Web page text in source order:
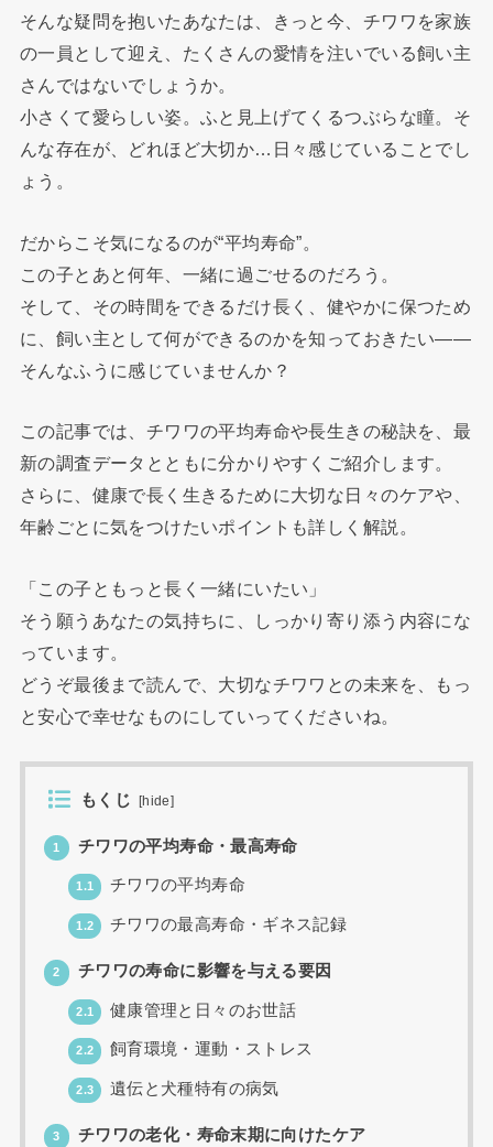
そんな疑問を抱いたあなたは、きっと今、チワワを家族
の一員として迎え、たくさんの愛情を注いでいる飼い主
さんではないでしょうか。
小さくて愛らしい姿。ふと見上げてくるつぶらな瞳。そ
んな存在が、どれほど大切か…日々感じていることでし
ょう。
だからこそ気になるのが“平均寿命”。
この子とあと何年、一緒に過ごせるのだろう。
そして、その時間をできるだけ長く、健やかに保つため
に、飼い主として何ができるのかを知っておきたい——
そんなふうに感じていませんか？
この記事では、チワワの平均寿命や長生きの秘訣を、最
新の調査データとともに分かりやすくご紹介します。
さらに、健康で長く生きるために大切な日々のケアや、
年齢ごとに気をつけたいポイントも詳しく解説。
「この子ともっと長く一緒にいたい」
そう願うあなたの気持ちに、しっかり寄り添う内容にな
っています。
どうぞ最後まで読んで、大切なチワワとの未来を、もっ
と安心で幸せなものにしていってくださいね。
もくじ [hide]
1 チワワの平均寿命・最高寿命
1.1 チワワの平均寿命
1.2 チワワの最高寿命・ギネス記録
2 チワワの寿命に影響を与える要因
2.1 健康管理と日々のお世話
2.2 飼育環境・運動・ストレス
2.3 遺伝と犬種特有の病気
3 チワワの老化・寿命末期に向けたケア